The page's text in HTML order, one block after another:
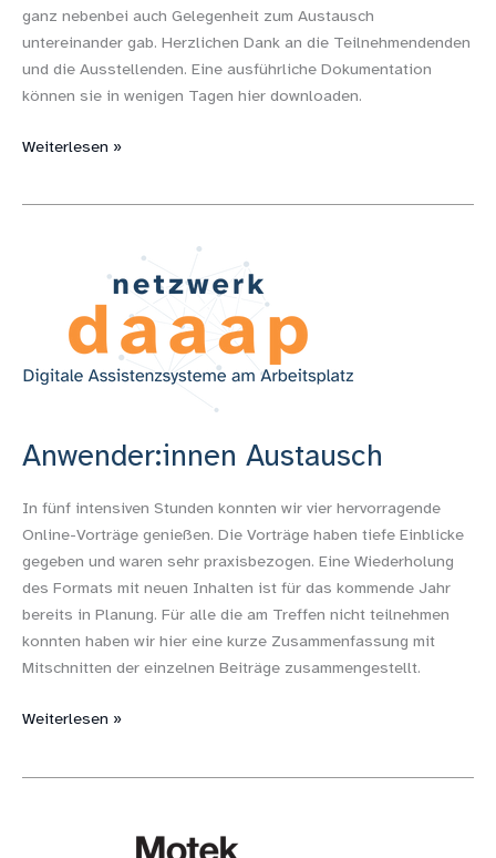
ganz nebenbei auch Gelegenheit zum Austausch
untereinander gab. Herzlichen Dank an die Teilnehmendenden
und die Ausstellenden. Eine ausführliche Dokumentation
können sie in wenigen Tagen hier downloaden.
Weiterlesen »
Anwender:innen Austausch
In fünf intensiven Stunden konnten wir vier hervorragende
Online-Vorträge genießen. Die Vorträge haben tiefe Einblicke
gegeben und waren sehr praxisbezogen. Eine Wiederholung
des Formats mit neuen Inhalten ist für das kommende Jahr
bereits in Planung. Für alle die am Treffen nicht teilnehmen
konnten haben wir hier eine kurze Zusammenfassung mit
Mitschnitten der einzelnen Beiträge zusammengestellt.
Weiterlesen »